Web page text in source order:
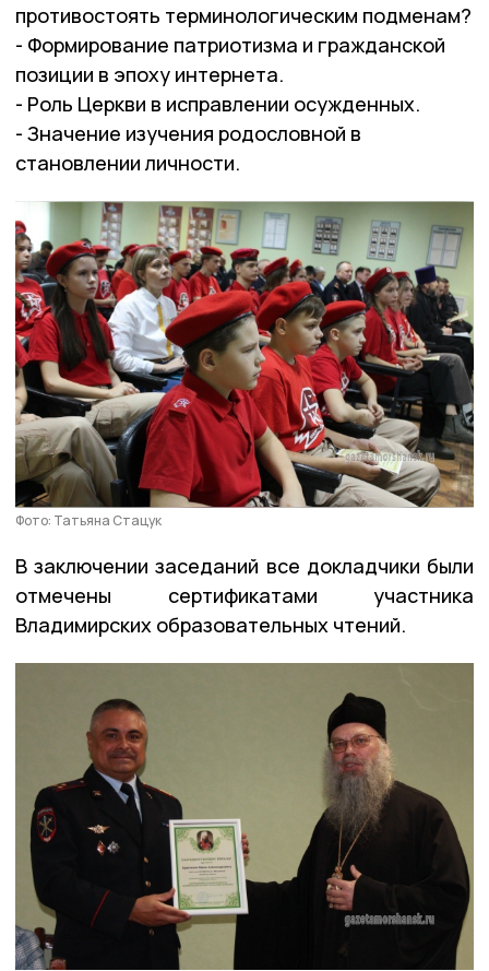
противостоять терминологическим подменам?
- Формирование патриотизма и гражданской
позиции в эпоху интернета.
- Роль Церкви в исправлении осужденных.
- Значение изучения родословной в
становлении личности.
Фото: Татьяна Стацук
В заключении заседаний все докладчики были
отмечены сертификатами участника
Владимирских образовательных чтений.